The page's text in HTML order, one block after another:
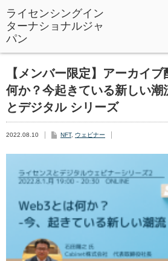
ライセンシングイン
ターナショナルジャ
パン
【メンバー限定】アーカイ
何か？今起きている新しい潮
とデジタル シリーズ
2022.08.10 NFT, ウェビナー